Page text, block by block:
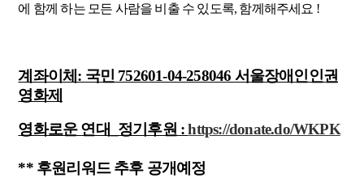
에 함께 하는 모든 사람을 비출 수 있도록, 함께해주세요 !
계좌이체: 국민 752601-04-258046 서울장애인인권
영화제
영화로운 연대_정기후원 :https://donate.do/WKPK
** 후원리워드 추후 공개예정